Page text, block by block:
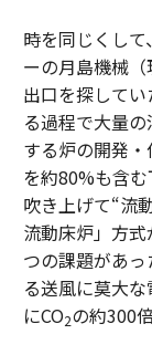
時を同じくし
ーの月島機械
出口を探して
る過程で大量
する炉の開発
を約80%も含
吹き上げて“流
流動床炉」方
つの課題があ
る送風に莫大
にCO2の約300